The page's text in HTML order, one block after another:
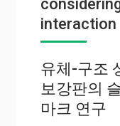
interaction
유체-구조
보강판의
마크 연구